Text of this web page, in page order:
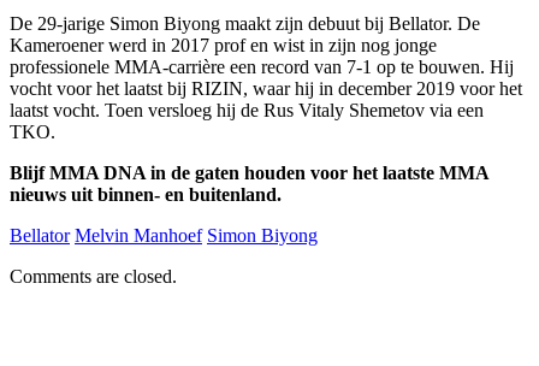
De 29-jarige Simon Biyong maakt zijn debuut bij Bellator. De
Kameroener werd in 2017 prof en wist in zijn nog jonge
professionele MMA-carrière een record van 7-1 op te bouwen. Hij
vocht voor het laatst bij RIZIN, waar hij in december 2019 voor het
laatst vocht. Toen versloeg hij de Rus Vitaly Shemetov via een
TKO.
Blijf MMA DNA in de gaten houden voor het laatste MMA
nieuws uit binnen- en buitenland.
Bellator Melvin Manhoef Simon Biyong
Comments are closed.